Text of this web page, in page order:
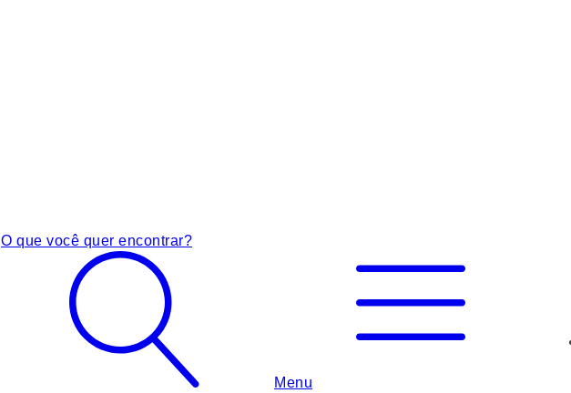
O que você quer encontrar?
Menu